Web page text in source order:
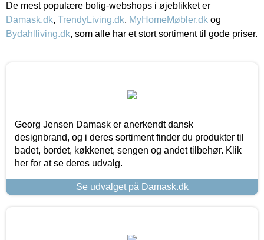
De mest populære bolig-webshops i øjeblikket er
Damask.dk, TrendyLiving.dk, MyHomeMøbler.dk og
Bydahlliving.dk, som alle har et stort sortiment til gode priser.
Georg Jensen Damask er anerkendt dansk
designbrand, og i deres sortiment finder du produkter til
badet, bordet, køkkenet, sengen og andet tilbehør. Klik
her for at se deres udvalg.
Se udvalget på Damask.dk